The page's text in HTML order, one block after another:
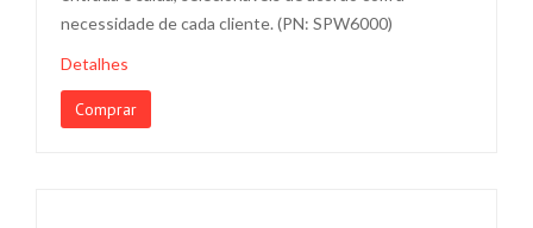
necessidade de cada cliente. (PN: SPW6000)
Detalhes
Comprar